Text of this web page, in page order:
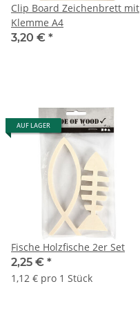
Clip Board Zeichenbrett mit
Klemme A4
3,20 € *
AUF LAGER
Fische Holzfische 2er Set
2,25 € *
1,12 € pro 1 Stück